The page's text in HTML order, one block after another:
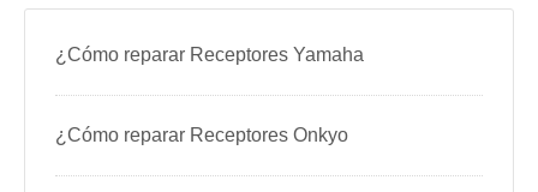
¿Cómo reparar Receptores Yamaha
¿Cómo reparar Receptores Onkyo